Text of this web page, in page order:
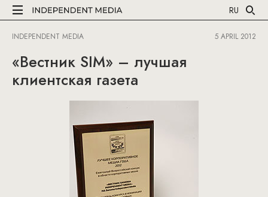
RU
INDEPENDENT MEDIA 5 APRIL 2012
«Вестник SIM» – лучшая
клиентская газета